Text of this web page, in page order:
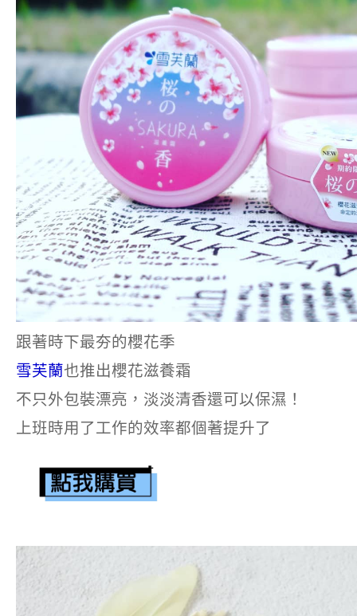
跟著時下最夯的櫻花季
雪芙蘭也推出櫻花滋養霜
不只外包裝漂亮，淡淡清香還可以保濕！
上班時用了工作的效率都個著提升了